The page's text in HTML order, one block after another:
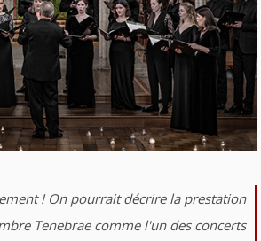
! On pourrait décrire la prestation
Tenebrae comme l'un des concerts